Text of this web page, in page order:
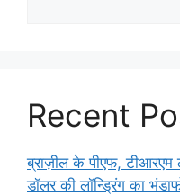
Recent
ब्राज़ील के पीएफ,
डॉलर की लॉन्ड्रिंग का